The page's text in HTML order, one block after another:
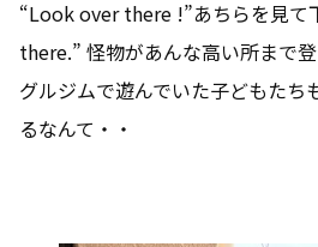
“Look over there !”あちらを見て
there.” 怪物があんな高い所まで
グルジムで遊んでいた子どもたち
るなんて・・